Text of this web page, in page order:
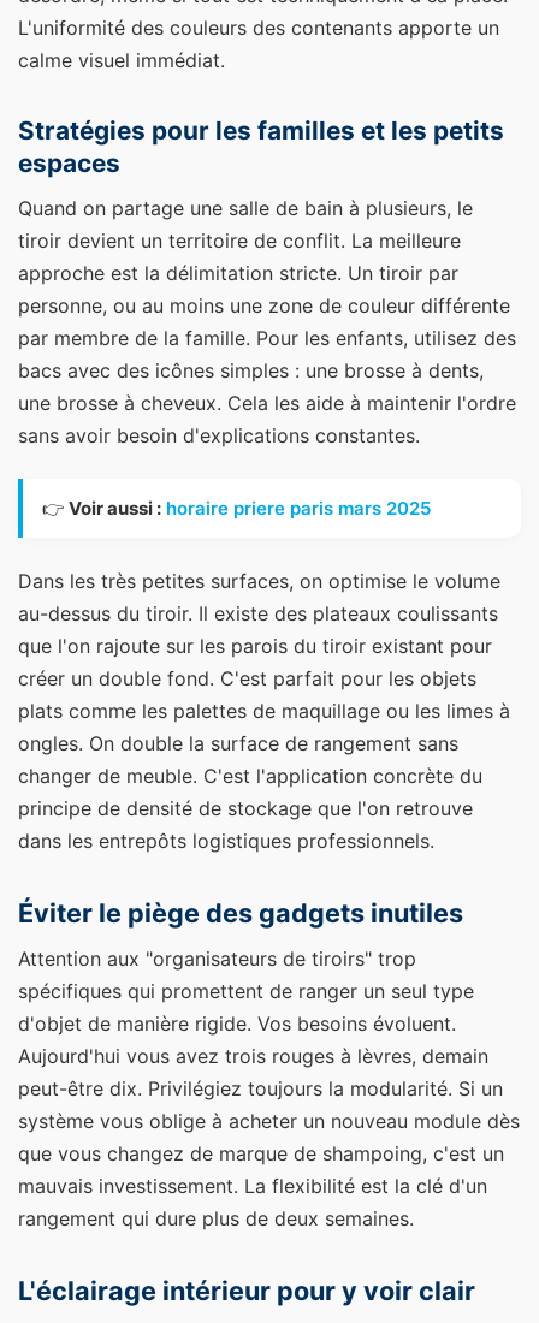
L'uniformité des couleurs des contenants apporte un
calme visuel immédiat.
Stratégies pour les familles et les petits
espaces
Quand on partage une salle de bain à plusieurs, le
tiroir devient un territoire de conflit. La meilleure
approche est la délimitation stricte. Un tiroir par
personne, ou au moins une zone de couleur différente
par membre de la famille. Pour les enfants, utilisez des
bacs avec des icônes simples : une brosse à dents,
une brosse à cheveux. Cela les aide à maintenir l'ordre
sans avoir besoin d'explications constantes.
👉 Voir aussi : horaire priere paris mars 2025
Dans les très petites surfaces, on optimise le volume
au-dessus du tiroir. Il existe des plateaux coulissants
que l'on rajoute sur les parois du tiroir existant pour
créer un double fond. C'est parfait pour les objets
plats comme les palettes de maquillage ou les limes à
ongles. On double la surface de rangement sans
changer de meuble. C'est l'application concrète du
principe de densité de stockage que l'on retrouve
dans les entrepôts logistiques professionnels.
Éviter le piège des gadgets inutiles
Attention aux "organisateurs de tiroirs" trop
spécifiques qui promettent de ranger un seul type
d'objet de manière rigide. Vos besoins évoluent.
Aujourd'hui vous avez trois rouges à lèvres, demain
peut-être dix. Privilégiez toujours la modularité. Si un
système vous oblige à acheter un nouveau module dès
que vous changez de marque de shampoing, c'est un
mauvais investissement. La flexibilité est la clé d'un
rangement qui dure plus de deux semaines.
L'éclairage intérieur pour y voir clair